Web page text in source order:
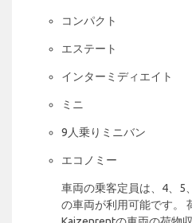
コンパクト
エステート
インターミディエイト
ミニ
9人乗りミニバン
エコノミー
車両の乗客定員は、4、5
の車両が利用可能です。